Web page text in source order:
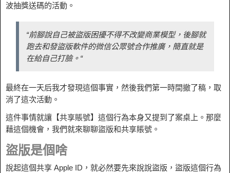
波抽獎送碼的活動。
“前腳說自己被盜版困擾不得不改變商業模型，後腳就
跑去和發盜版軟件的微信公眾號合作推廣，簡直就是
在給自己打臉。“
最終在一天后我才發現這個事實，然後我們第一時間撤了稿，取
消了這次活動。
這件事情就讓【共享賬號】這個行為本身又提到了案桌上。那麼
藉這個機會，我們就來聊聊盜版和共享賬號。
盜版是個啥
說起這個共享 Apple ID，就必然要先來說說盜版，盜版這個行為